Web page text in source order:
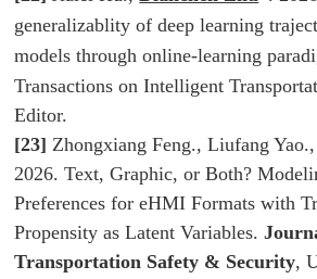
generalizablity of deep learning
models through online-learning
Transactions on Intelligent
Editor.
[23] Zhongxiang Feng., Liufang
2026. Text, Graphic, or Both?
Preferences for eHMI Formats with
Propensity as Latent Variables.
Transportation Safety & Security,